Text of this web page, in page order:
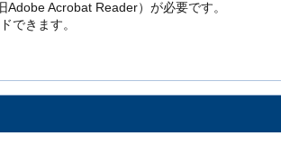
Acrobat Reader）が必要です。
できます。